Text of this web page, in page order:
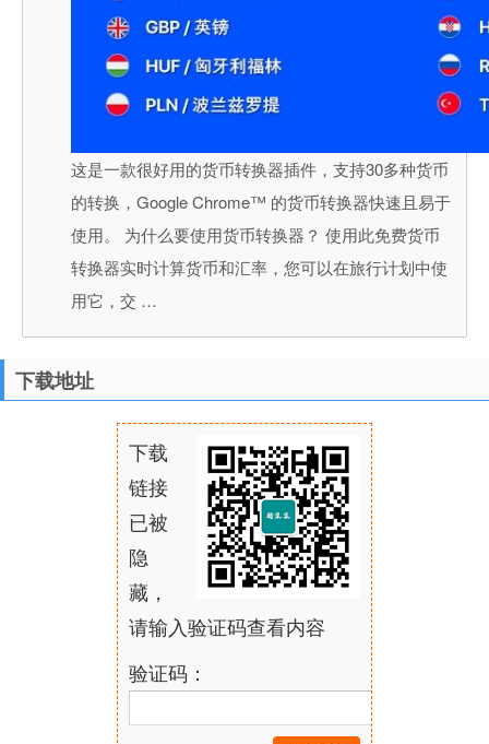
这是一款很好用的货币转换器插件，支持30多种货币
的转换，Google Chrome™ 的货币转换器快速且易于
使用。 为什么要使用货币转换器？ 使用此免费货币
转换器实时计算货币和汇率，您可以在旅行计划中使
用它，交 …
下载地址
下载
链接
已被
隐
藏，
请输入验证码查看内容
验证码：